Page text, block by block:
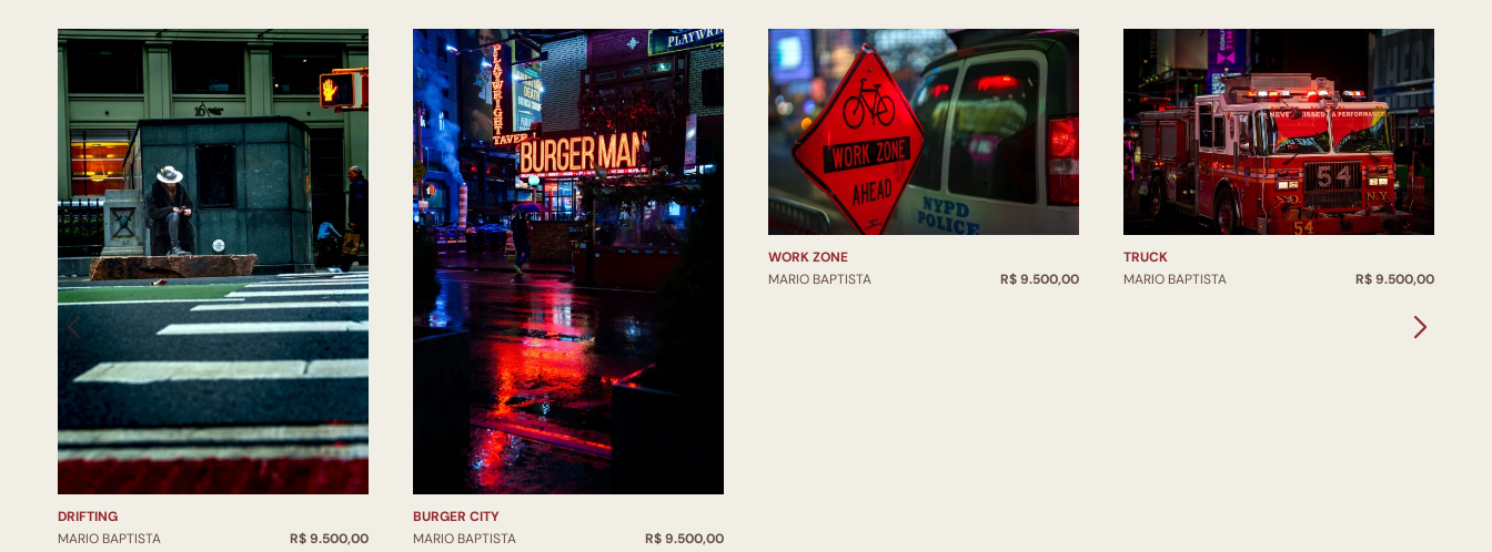
DRIFTING
MARIO BAPTISTA
R$ 9.500,00
BURGER CITY
MARIO BAPTISTA
R$ 9.500,00
WORK ZONE
MARIO BAPTISTA
R$ 9.500,00
TRUCK
MARIO BAPTISTA
R$ 9.500,00